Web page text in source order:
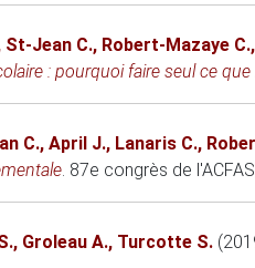
St-Jean C., Robert-Mazaye C.,
: pourquoi faire seul ce que
C., April J., Lanaris C.,
. 87e congrès de l'ACFAS
, Groleau A., Turcotte S.